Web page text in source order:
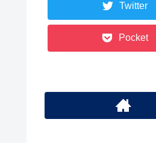
Twitter
Pocket